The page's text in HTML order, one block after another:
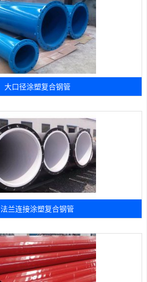
大口径涂塑复合钢管
法兰连接涂塑复合钢管